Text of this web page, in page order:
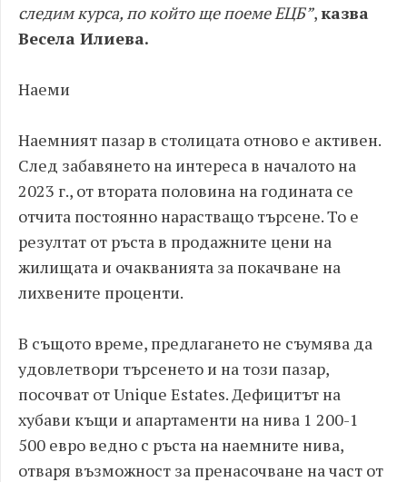
следим курса, по който ще поеме ЕЦБ”,казва
Весела Илиева.
Наеми
Наемният пазар в столицата отново е активен.
След забавянето на интереса в началото на
2023 г., от втората половина на годината се
отчита постоянно нарастващо търсене. То е
резултат от ръста в продажните цени на
жилищата и очакванията за покачване на
лихвените проценти.
В същото време, предлагането не съумява да
удовлетвори търсенето и на този пазар,
посочват от Unique Estates. Дефицитът на
хубави къщи и апартаменти на нива 1 200-1
500 евро ведно с ръста на наемните нива,
отваря възможност за пренасочване на част от